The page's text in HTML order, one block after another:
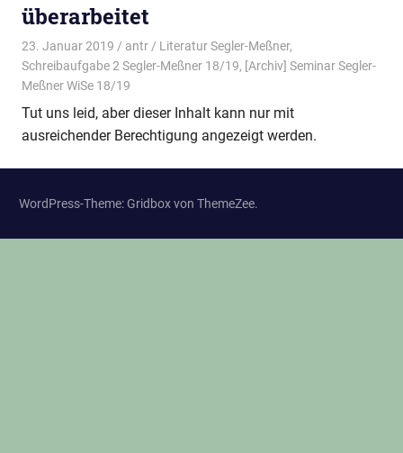
überarbeitet
23. Januar 2019 antr Literatur Segler-Meßner,
Schreibaufgabe 2 Segler-Meßner 18/19, [Archiv] Seminar Segler-
Meßner WiSe 18/19
Tut uns leid, aber dieser Inhalt kann nur mit
ausreichender Berechtigung angezeigt werden.
WordPress-Theme: Gridbox von ThemeZee.